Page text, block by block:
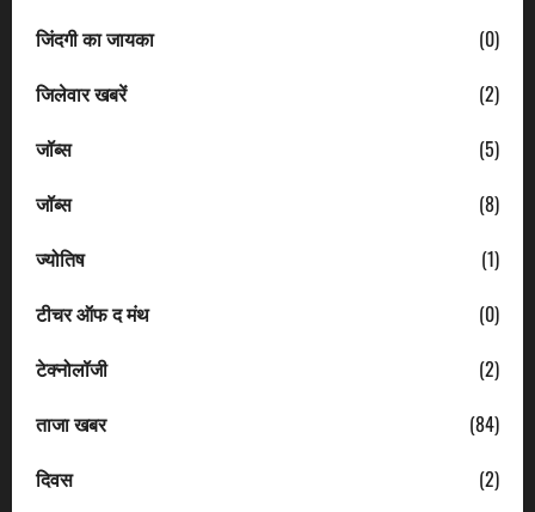
जिंदगी का जायका
(0)
जिलेवार खबरें
(2)
जॉब्स
(5)
जॉब्स
(8)
ज्योतिष
(1)
टीचर ऑफ द मंथ
(0)
टेक्नोलॉजी
(2)
ताजा खबर
(84)
दिवस
(2)